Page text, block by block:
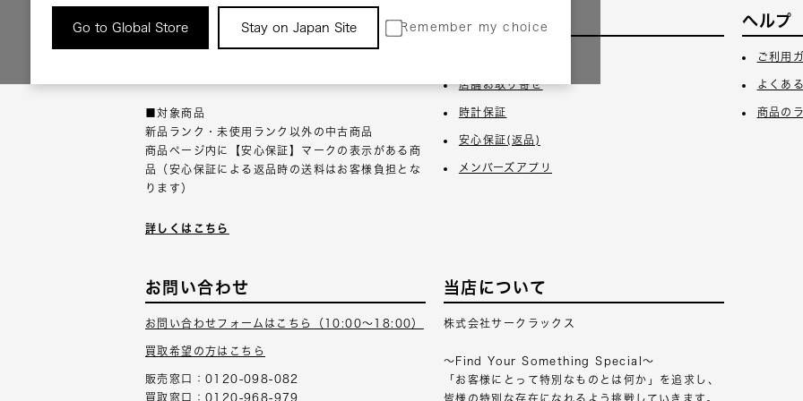
Go to Global Store Stay on Japan Site Remember my choice
返品について
■対象商品
新品ランク・未使用ランク以外の中古商品
商品ページ内に【安心保証】マークの表示がある商
品（安心保証による返品時の送料はお客様負担とな
ります）
詳しくはこちら
サービス
店舗お取り寄せ
時計保証
安心保証(返品)
メンバーズアプリ
ヘルプ
ご利用
よくあ
商品の
お問い合わせ
お問い合わせフォームはこちら（10:00～18:00）
買取希望の方はこちら
販売窓口：0120-098-082
買取窓口：0120-968-979
当店について
株式会社サークラックス
～Find Your Something Special～
「お客様にとって特別なものとは何か」を追求し、
皆様の特別な存在になれるよう挑戦していきます。